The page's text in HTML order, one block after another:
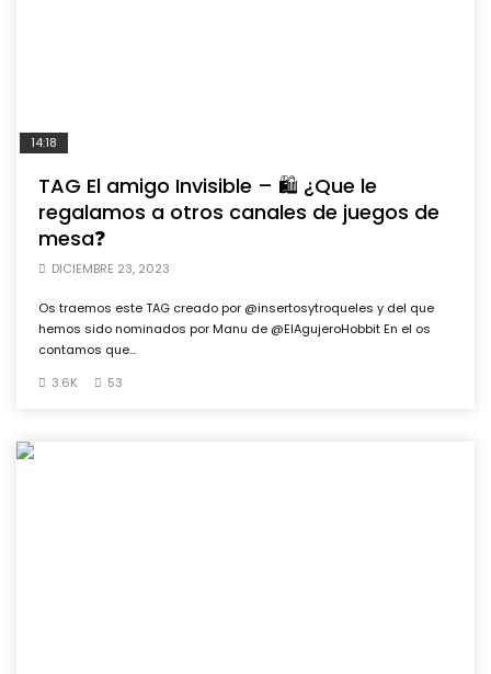
14:18
TAG El amigo Invisible – 🛍️ ¿Que le
regalamos a otros canales de juegos de
mesa❓
DICIEMBRE 23, 2023
Os traemos este TAG creado por @insertosytroqueles y del que
hemos sido nominados por Manu de @ElAgujeroHobbit En el os
contamos que...
3.6K
53